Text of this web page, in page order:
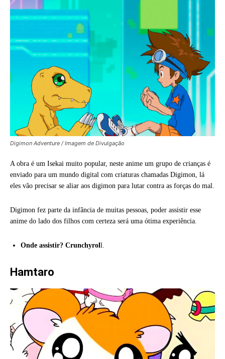
Digimon Adventure / Imagem de Divulgação
A obra é um Isekai muito popular, neste anime um grupo de crianças é
enviado para um mundo digital com criaturas chamadas Digimon, lá
eles vão precisar se aliar aos digimon para lutar contra as forças do mal.
Digimon fez parte da infância de muitas pessoas, poder assistir esse
anime do lado dos filhos com certeza será uma ótima experiência.
Onde assistir? Crunchyroll.
Hamtaro